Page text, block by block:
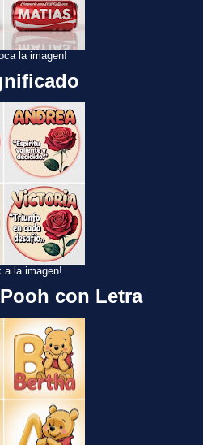
la imagen!
a la imagen!
con Letra